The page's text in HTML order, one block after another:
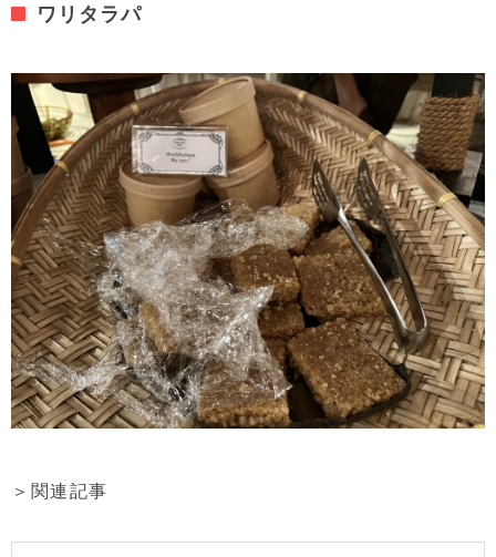
ワリタラパ
＞関連記事